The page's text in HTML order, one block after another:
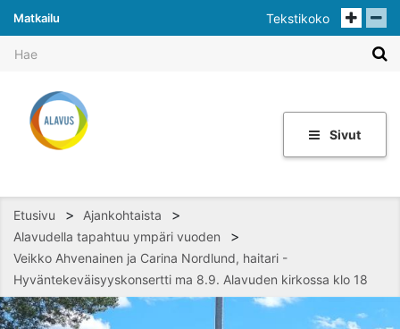
Matkailu Tekstikoko
Sivut
Etusivu > Ajankohtaista >
Alavudella tapahtuu ympäri vuoden >
Veikko Ahvenainen ja Carina Nordlund, haitari -
Hyväntekeväisyyskonsertti ma 8.9. Alavuden kirkossa klo 18